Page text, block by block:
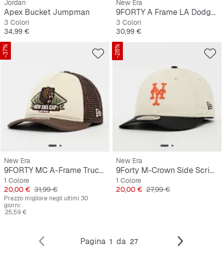
Jordan
Apex Bucket Jumpman
3 Colori
Prezzo
34,99 €
New Era
9FORTY A Frame LA Dodgers Updown
3 Colori
Prezzo
30,99 €
-37%
New Era
9FORTY MC A-Frame Trucker New Era Graphic
1 Colore
Prezzo
20,00 € Prezzo originale
31,99 €
Prezzo migliore negli ultimi 30
giorni:
25,59 €
-28%
New Era
9Forty M-Crown Side Script New York Mets
1 Colore
Prezzo
20,00 € Prezzo originale
27,99 €
Pagina 1 da 27